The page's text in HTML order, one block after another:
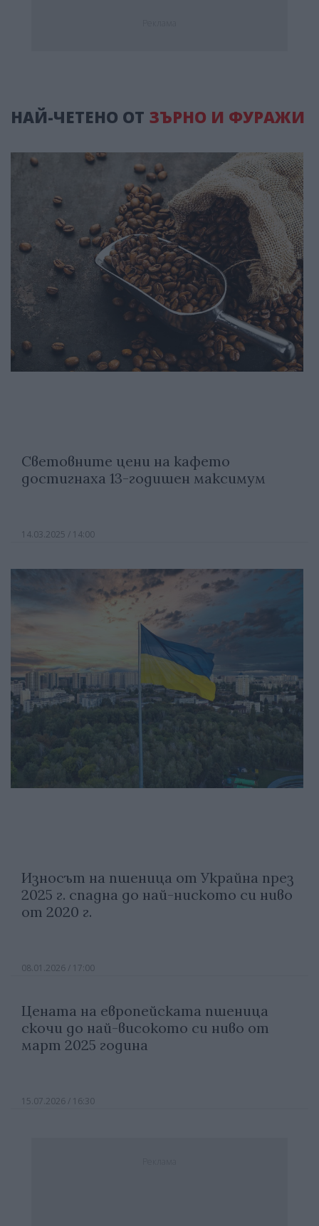
НАЙ-ЧЕТЕНО ОТ ЗЪРНО И ФУРАЖИ
Световните цени на кафето
достигнаха 13-годишен максимум
14.03.2025 / 14:00
Износът на пшеница от Украйна през
2025 г. спадна до най-ниското си ниво
от 2020 г.
08.01.2026 / 17:00
Цената на европейската пшеница
скочи до най-високото си ниво от
март 2025 година
15.07.2026 / 16:30